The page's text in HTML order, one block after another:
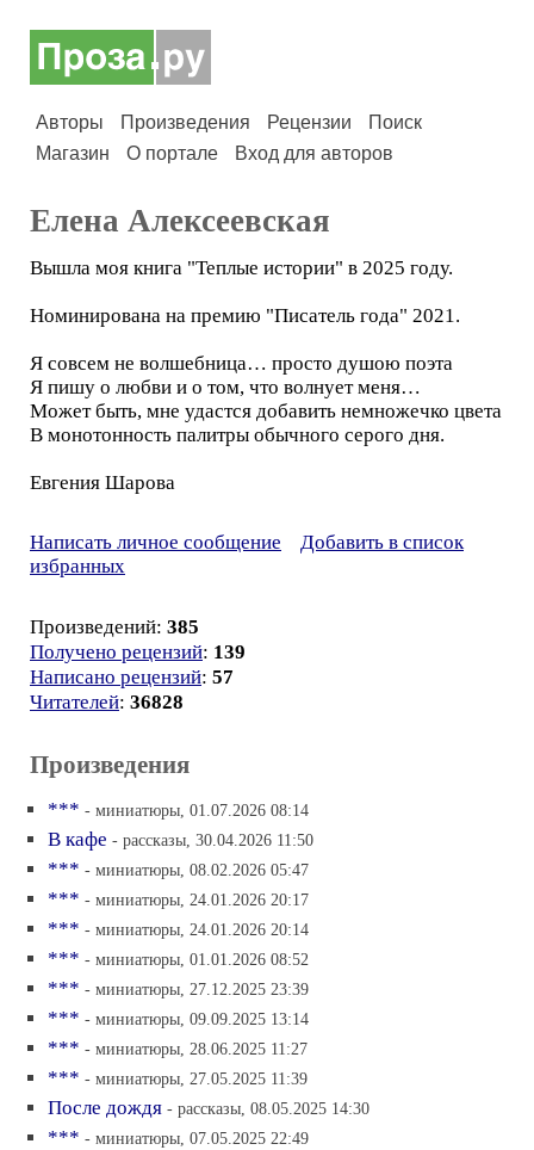
Авторы Произведения Рецензии
Поиск
Магазин
О портале Вход для авторов
Елена Алексеевская
Вышла моя книга "Теплые истории" в 2025 году.
Номинирована на премию "Писатель года" 2021.
Я совсем не волшебница… просто душою поэта
Я пишу о любви и о том, что волнует меня…
Может быть, мне удастся добавить немножечко цвета
В монотонность палитры обычного серого дня.
Евгения Шарова
Написать личное сообщение
Добавить в список
избранных
Произведений: 385
Получено рецензий: 139
Написано рецензий: 57
Читателей: 36828
Произведения
*** - миниатюры, 01.07.2026 08:14
В кафе - рассказы, 30.04.2026 11:50
*** - миниатюры, 08.02.2026 05:47
*** - миниатюры, 24.01.2026 20:17
*** - миниатюры, 24.01.2026 20:14
*** - миниатюры, 01.01.2026 08:52
*** - миниатюры, 27.12.2025 23:39
*** - миниатюры, 09.09.2025 13:14
*** - миниатюры, 28.06.2025 11:27
*** - миниатюры, 27.05.2025 11:39
После дождя - рассказы, 08.05.2025 14:30
*** - миниатюры, 07.05.2025 22:49